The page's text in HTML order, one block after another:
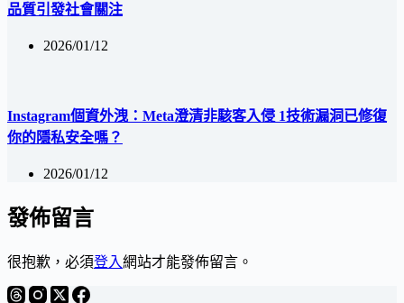
品質引發社會關注
2026/01/12
Instagram個資外洩：Meta澄清非駭客入侵 1技術漏洞已修復
你的隱私安全嗎？
2026/01/12
發佈留言
很抱歉，必須登入網站才能發佈留言。